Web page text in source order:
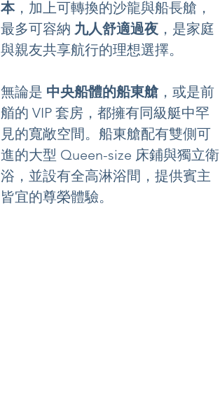
本，加上可轉換的沙龍與船長艙，
最多可容納 九人舒適過夜 ，是家庭
與親友共享航行的理想選擇。
無論是 中央船體的船東艙，或是前
艏的 VIP 套房，都擁有同級艇中罕
見的寬敞空間。船東艙配有雙側可
進的大型 Queen-size 床鋪與獨立衛
浴，並設有全高淋浴間，提供賓主
皆宜的尊榮體驗。